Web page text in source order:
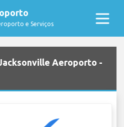
e Serviços
Aeroporto -